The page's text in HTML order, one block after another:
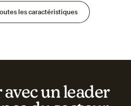
les caractéristiques
un leader